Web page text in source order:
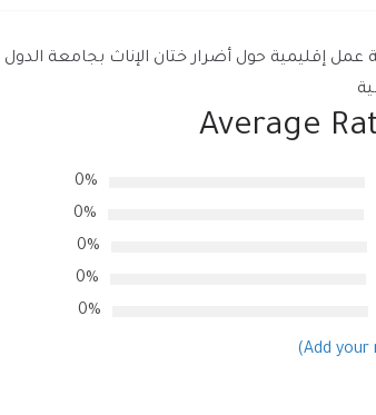
عمل إقليمية حول أضرار ختان الإناث بجامعة الدول
Average
0%
0%
0%
0%
0%